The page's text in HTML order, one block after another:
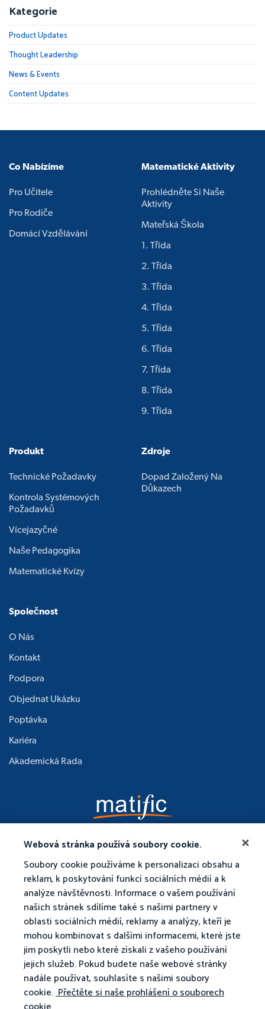
Webová stránka používá soubory cookie.
Soubory cookie používáme k personalizaci obsahu a
reklam, k poskytování funkcí sociálních médií a k
analýze návštěvnosti. Informace o vašem používání
našich stránek sdílíme také s našimi partnery v
oblasti sociálních médií, reklamy a analýzy, kteří je
mohou kombinovat s dalšími informacemi, které jste
jim poskytli nebo které získali z vašeho používání
jejich služeb. Pokud budete naše webové stránky
nadále používat, souhlasíte s našimi soubory
cookie.Přečtěte si naše prohlášení o souborech
Kategorie
Product Updates
Thought Leadership
News & Events
Content Updates
Co Nabízíme
Pro Učitele
Pro Rodiče
Domácí Vzdělávání
Matematické Aktivity
Prohlédněte Si Naše
Aktivity
Mateřská Škola
1. Třída
2. Třída
3. Třída
4. Třída
5. Třída
6. Třída
7. Třída
8. Třída
9. Třída
Produkt
Technické Požadavky
Kontrola Systémových
Požadavků
Vícejazyčné
Naše Pedagogika
Matematické Kvízy
Zdroje
Dopad Založený Na
Důkazech
Společnost
O Nás
Kontakt
Podpora
Objednat Ukázku
Poptávka
Kariéra
Akademická Rada